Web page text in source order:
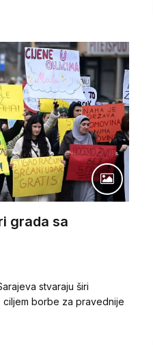
grada sa
stvaraju širi
ciljem borbe za pravednije